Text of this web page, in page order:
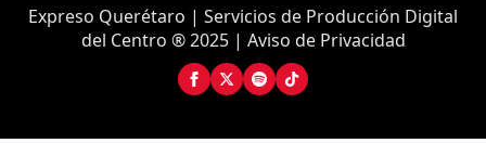
Expreso Querétaro | Servicios de Producción Digital
del Centro ® 2025 | Aviso de Privacidad